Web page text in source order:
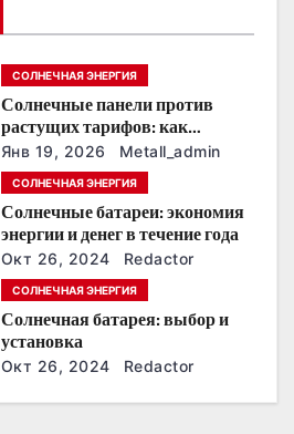
СОЛНЕЧНАЯ ЭНЕРГИЯ
Солнечные панели против
растущих тарифов: как
сохранить
энергонезависимость в
ближайшие годы
Янв 19, 2026 Metall_admin
СОЛНЕЧНАЯ ЭНЕРГИЯ
Солнечные батареи: экономия
энергии и денег в течение года
Окт 26, 2024 Redactor
СОЛНЕЧНАЯ ЭНЕРГИЯ
Солнечная батарея: выбор и
установка
Окт 26, 2024 Redactor